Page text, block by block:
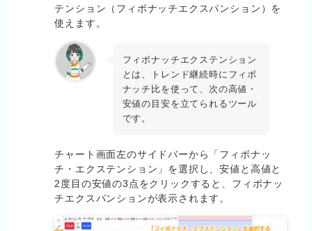
テンション（フィボナッチエクスパンション）を
使えます。
フィボナッチエクステンション
とは、トレンド継続時にフィボ
ナッチ比を使って、次の高値・
安値の目安を立てられるツール
です。
チャート画面左のサイドバーから「フィボナッ
チ・エクステンション」を選択し、安値と高値と
2度目の安値の3点をクリックすると、フィボナッ
チエクスパンションが表示されます。